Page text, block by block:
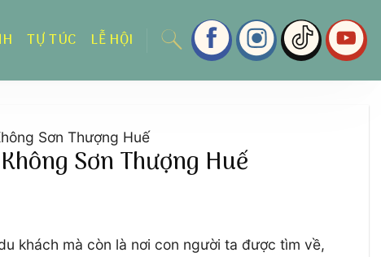
TỰ TÚC LỄ HỘI
Sơn Thượng Huế
Sơn Thượng Huế
khách mà còn là nơi con người ta được tìm về,